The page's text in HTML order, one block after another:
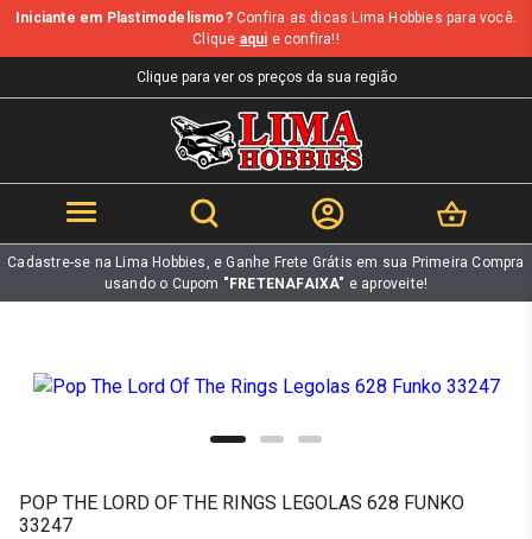
b
Iniciante em Plastimodelismo?Confira as dicas Lima Hobbies para você.
Clique aqui e confira!!
Clique para ver os preços da sua região
Cadastre-se na Lima Hobbies, e Ganhe Frete Grátis em sua Primeira Compra
usando o Cupom "FRETENAFAIXA" e aproveite!
POP THE LORD OF THE RINGS LEGOLAS 628 FUNKO
33247